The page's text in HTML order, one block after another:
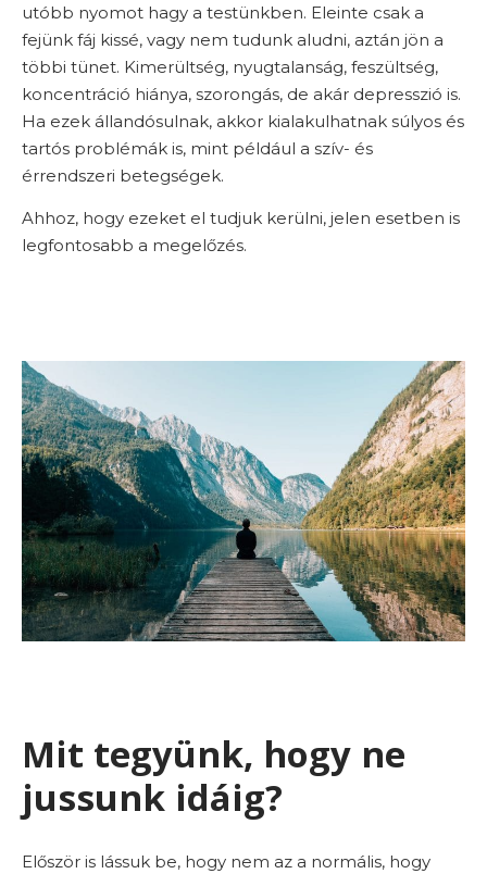
utóbb nyomot hagy a testünkben. Eleinte csak a
fejünk fáj kissé, vagy nem tudunk aludni, aztán jön a
többi tünet. Kimerültség, nyugtalanság, feszültség,
koncentráció hiánya, szorongás, de akár depresszió is.
Ha ezek állandósulnak, akkor kialakulhatnak súlyos és
tartós problémák is, mint például a szív- és
érrendszeri betegségek.
Ahhoz, hogy ezeket el tudjuk kerülni, jelen esetben is
legfontosabb a megelőzés.
Mit tegyünk, hogy ne
jussunk idáig?
Először is lássuk be, hogy nem az a normális, hogy